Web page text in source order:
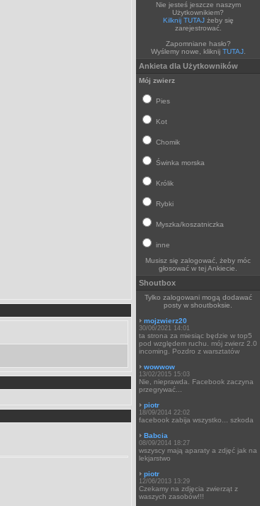
Nie jesteś jeszcze naszym
Użytkownikiem?
Kilknij TUTAJżeby się
zarejestrować.
Zapomniane hasło?
Wyślemy nowe, kliknij TUTAJ.
Ankieta dla Użytkowników
Mój zwierz
Pies
Kot
Chomik
Świnka morska
Królik
Rybki
Myszka/koszatniczka
inne
Musisz się zalogować, żeby móc
głosować w tej Ankiecie.
Shoutbox
Tylko zalogowani mogą dodawać
posty w shoutboksie.
mojzwierz20
30/06/2021 14:01
ta strona za miesiąc będzie w top5
pod względem ruchu. mój zwierz 2.0
incoming. Pozdro z warsztatów
wowwow
13/02/2015 15:03
Nie, nieprawda. Facebook zaczyna
przegrywać...
piotr
18/09/2014 22:02
facebook zabija wszystko... szkoda
Babcia
08/09/2014 18:27
wszyscy mają aparaty a zdjęć jak na
lekjarstwo
piotr
12/06/2013 13:29
Czekamy na zdjęcia zwierząt z
waszych zasobów!!!